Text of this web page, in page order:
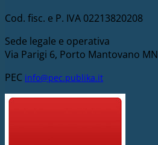
Cod. fisc. e P. IVA 02213820208
Sede legale e operativa
Via Parigi 6, Porto Mantovano MN
PEC info@pec.publika.it